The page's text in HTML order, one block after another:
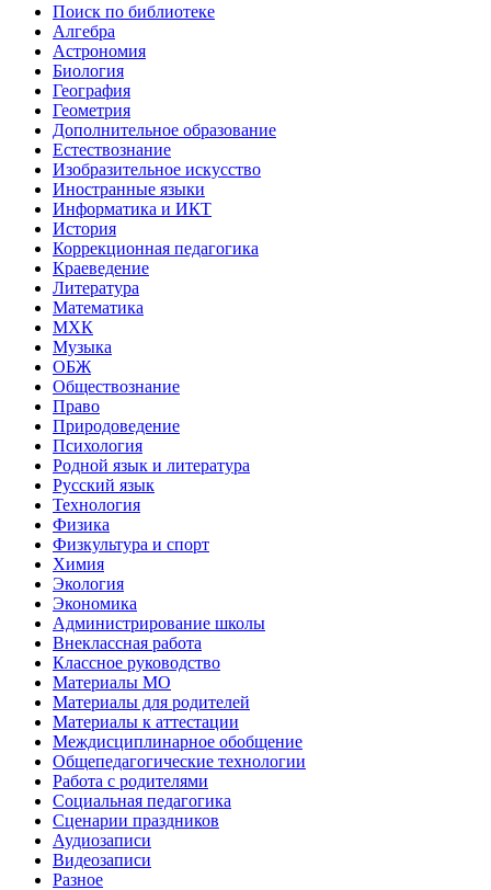
Поиск по библиотеке
Алгебра
Астрономия
Биология
География
Геометрия
Дополнительное образование
Естествознание
Изобразительное искусство
Иностранные языки
Информатика и ИКТ
История
Коррекционная педагогика
Краеведение
Литература
Математика
МХК
Музыка
ОБЖ
Обществознание
Право
Природоведение
Психология
Родной язык и литература
Русский язык
Технология
Физика
Физкультура и спорт
Химия
Экология
Экономика
Администрирование школы
Внеклассная работа
Классное руководство
Материалы МО
Материалы для родителей
Материалы к аттестации
Междисциплинарное обобщение
Общепедагогические технологии
Работа с родителями
Социальная педагогика
Сценарии праздников
Аудиозаписи
Видеозаписи
Разное